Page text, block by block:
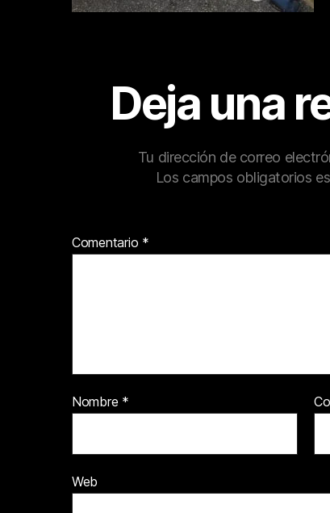
Deja una
Tu dirección de correo
Los campos obligatorios
Comentario *
Nombre *
Web